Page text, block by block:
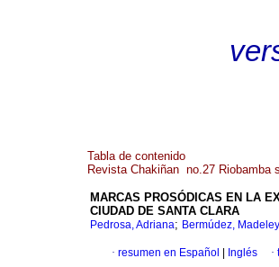
Tabla de contenido
Revista Chakiñan no.27 Riobamba
MARCAS PROSÓDICAS EN LA
CIUDAD DE SANTA CLARA
Pedrosa, Adriana; Bermúdez,
· resumen en Español Inglés ·